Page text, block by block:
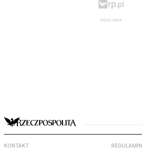
KONTAKT REGULAMIN